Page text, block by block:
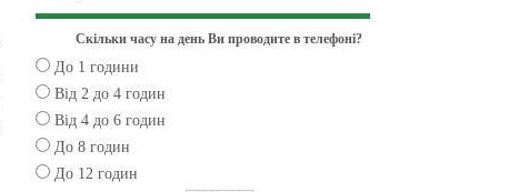
Скільки часу на день Ви проводите в телефоні?
До 1 години
Від 2 до 4 годин
Від 4 до 6 годин
До 8 годин
До 12 годин